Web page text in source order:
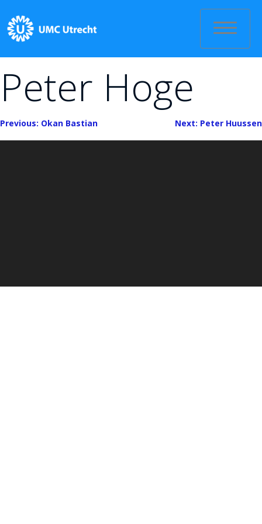
content
Peter Hoge
Bericht
navigatie
Previous: Okan Bastian Next: Peter Huussen